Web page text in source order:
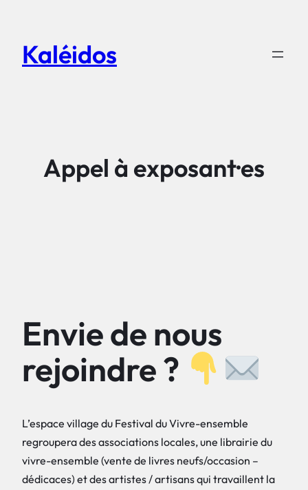
contenu
Kaléidos
Appel à exposant·es
Envie de nous
rejoindre ?
L’espace village du Festival du Vivre-ensemble
regroupera des associations locales, une librairie du
vivre-ensemble (vente de livres neufs/occasion –
dédicaces) et des artistes / artisans qui travaillent la